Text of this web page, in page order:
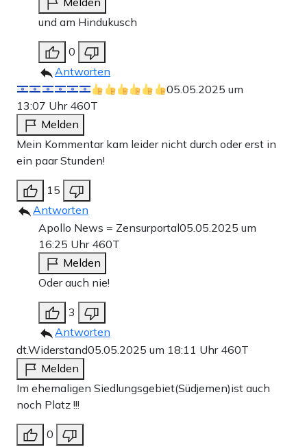
und am Hindukusch
0
Antworten
05.05.2025 um
13:07 Uhr 460T
Melden
Mein Kommentar kam leider nicht durch oder erst in
ein paar Stunden!
15
Antworten
Apollo News = Zensurportal05.05.2025 um
16:25 Uhr 460T
Melden
Oder auch nie!
3
Antworten
dt.Widerstand05.05.2025 um 18:11 Uhr 460T
Melden
Im ehemaligen Siedlungsgebiet(Südjemen)ist auch
noch Platz !!!
0